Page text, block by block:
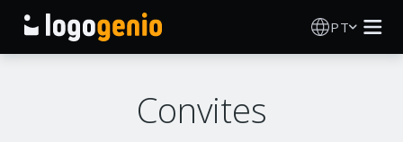
PT
Gerador de logótipos IA
Convites